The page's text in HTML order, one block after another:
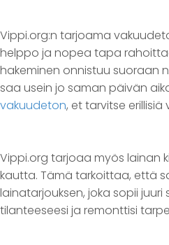
Vippi.org:n tarjoama
helppo ja nopea tapa
hakeminen onnistuu suoraan
saa usein jo saman päivän
vakuudeton, et tarvitse erillisiä
Vippi.org tarjoaa myös lainan
kautta. Tämä tarkoittaa, että
lainatarjouksen, joka sopii juuri
tilanteeseesi ja remonttisi